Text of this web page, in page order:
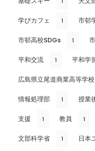
学びカフェ 1 市邨
市邨高校SDGs 1
平和交流 1 平和学
広島県立尾道商業高等学校
情報処理部 1 授業
支援 1 教員 1
文部科学省 1 日本